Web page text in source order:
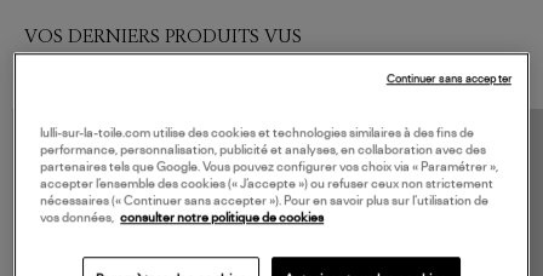
VOS DERNIERS PRODUITS VUS
lulli-sur-la-toile.com utilise des cookies et technologies similaires à des fins de
performance, personnalisation, publicité et analyses, en collaboration avec des
partenaires tels que Google. Vous pouvez configurer vos choix via « Paramétrer »,
accepter l’ensemble des cookies (« J’accepte ») ou refuser ceux non strictement
nécessaires (« Continuer sans accepter »). Pour en savoir plus sur l’utilisation de
vos données, consulter notre politique de cookies
Continuer sans accepter